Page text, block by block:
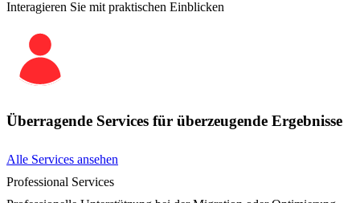
Interagieren Sie mit praktischen Einblicken
Überragende Services für überzeugende Ergebnisse
Alle Services ansehen
Professional Services